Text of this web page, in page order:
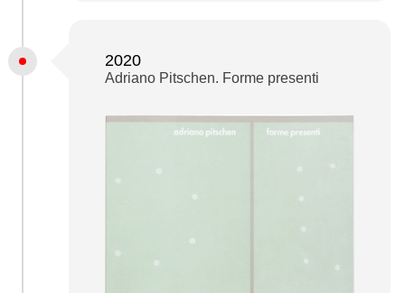
2020
Adriano Pitschen. Forme presenti